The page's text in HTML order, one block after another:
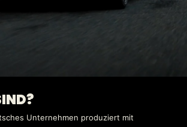
Unternehmen produziert mit